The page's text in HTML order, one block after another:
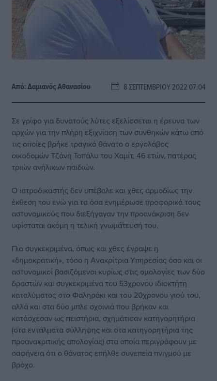
Από:Δαμιανός Αθανασίου 8 ΣΕΠΤΕΜΒΡΊΟΥ 2022 07:04
Σε γρίφο για δυνατούς λύτες εξελίσσεται η έρευνα των
αρχών για την πλήρη εξιχνίαση των συνθηκών κάτω από
τις οποίες βρήκε τραγικό θάνατο ο εργολάβος
οικοδομών Τζάνη Τοπάλυ του Χαμίτ, 46 ετών, πατέρας
τριών ανήλικων παιδιών.
Ο ιατροδικαστής δεν υπέβαλε και χθες αρμοδίως την
έκθεση του ενώ για τα όσα ενημέρωσε προφορικά τους
αστυνομικούς που διεξήγαγαν την προανάκριση δεν
υφίσταται ακόμη η τελική γνωμάτευσή του.
Πιο συγκεκριμένα, όπως και χθες έγραψε η
«δημοκρατική», τόσο η Ανακρίτρια Υπηρεσίας όσο και οι
αστυνομικοί βασιζόμενοι κυρίως στις ομολογίες των δύο
δραστών και συγκεκριμένα του 53χρονου ιδιοκτήτη
καταλύματος στο Φαληράκι και του 20χρονου γιού του,
αλλά και στα δύο μπλε σχοινιά που βρήκαν και
κατάσχεσαν ως πειστήρια, σχημάτισαν κατηγορητήρια
(στα εντάλματα σύλληψης και στα κατηγορητήρια της
προανακριτικής απολογίας) στα οποία περιγράφουν με
σαφήνεια ότι ο θάνατος επήλθε συνεπεία πνιγμού με
βρόχο.